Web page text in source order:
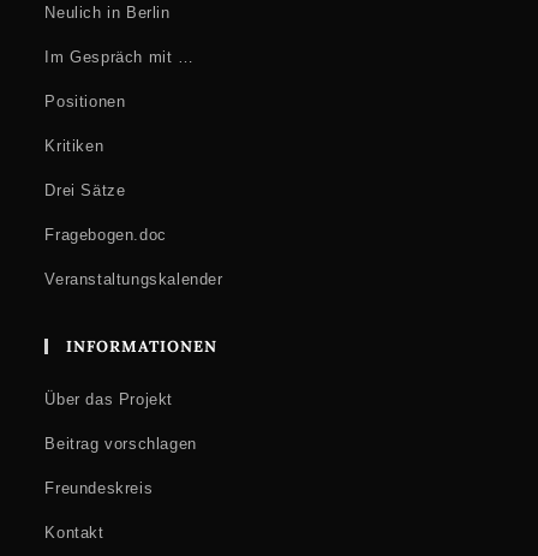
Neulich in Berlin
Im Gespräch mit …
Positionen
Kritiken
Drei Sätze
Fragebogen.doc
Veranstaltungskalender
INFORMATIONEN
Über das Projekt
Beitrag vorschlagen
Freundeskreis
Kontakt